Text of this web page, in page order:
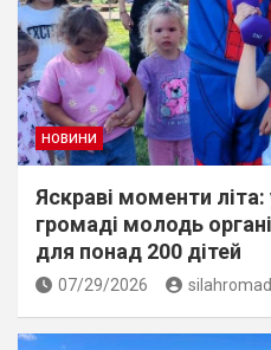
НОВИНИ
Яскраві моменти
громаді молодь
для понад 200 дітей
07/29/2026 silahromad